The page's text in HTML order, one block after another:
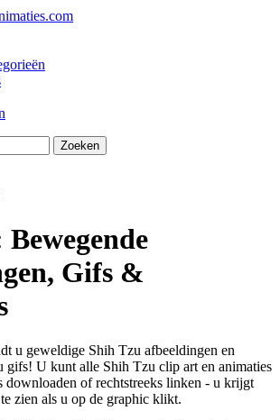
Zoeken
Gifs &
u geweldige Shih Tzu afbeeldingen en
gifs! U kunt alle Shih Tzu clip art en animaties
downloaden of rechtstreeks linken - u krijgt
zien als u op de graphic klikt.